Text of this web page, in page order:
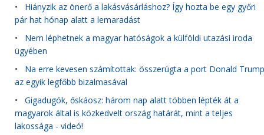
• Hiányzik az önerő a lakásvásárláshoz? Így hozta be egy győri
pár hat hónap alatt a lemaradást
• Nem léphetnek a magyar hatóságok a külföldi utazási iroda
ügyében
• Na erre kevesen számítottak: összerúgta a port Donald Trump
az egyik legfőbb bizalmasával
• Gigadugók, őskáosz: három nap alatt többen lépték át a
magyarok által is közkedvelt ország határát, mint a teljes
lakossága - videó!